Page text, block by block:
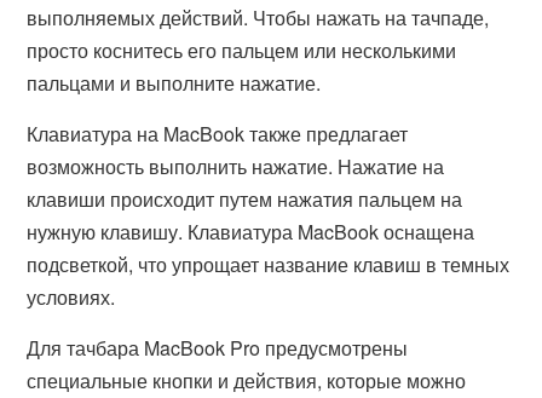
выполняемых действий. Чтобы нажать на тачпаде,
просто коснитесь его пальцем или несколькими
пальцами и выполните нажатие.
Клавиатура на MacBook также предлагает
возможность выполнить нажатие. Нажатие на
клавиши происходит путем нажатия пальцем на
нужную клавишу. Клавиатура MacBook оснащена
подсветкой, что упрощает название клавиш в темных
условиях.
Для тачбара MacBook Pro предусмотрены
специальные кнопки и действия, которые можно